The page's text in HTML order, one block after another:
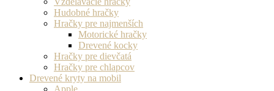
Hudobné hračky
Hračky pre najmenších
Motorické hračky
Drevené kocky
Hračky pre dievčatá
Hračky pre chlapcov
Drevené kryty na mobil
Apple